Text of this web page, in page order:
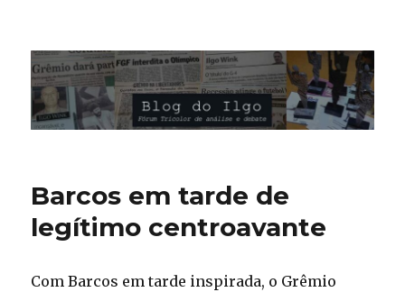
Blog do Ilgo Wink
Barcos em tarde de
legítimo centroavante
Com Barcos em tarde inspirada, o Grêmio